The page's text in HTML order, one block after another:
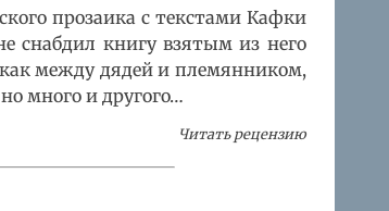
прозаика с текстами Кафки
снабдил книгу взятым из него
как между дядей и племянником,
много и другого…
Читать рецензию